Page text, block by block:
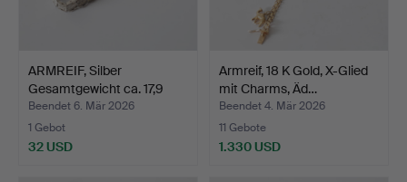
ARMREIF, Silber
Gesamtgewicht ca. 17,9
Gra…
Beendet 6. Mär 2026
1 Gebot
32 USD
Armreif, 18 K Gold, X-Glied
mit Charms, Äd…
Beendet 4. Mär 2026
11 Gebote
1.330 USD